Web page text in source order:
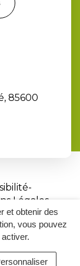
et obtenir des
vous pouvez
85600
Légales